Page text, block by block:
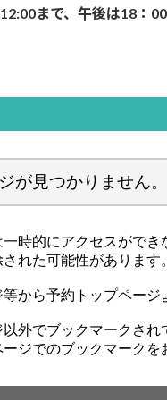
12:00まで、午後は18：